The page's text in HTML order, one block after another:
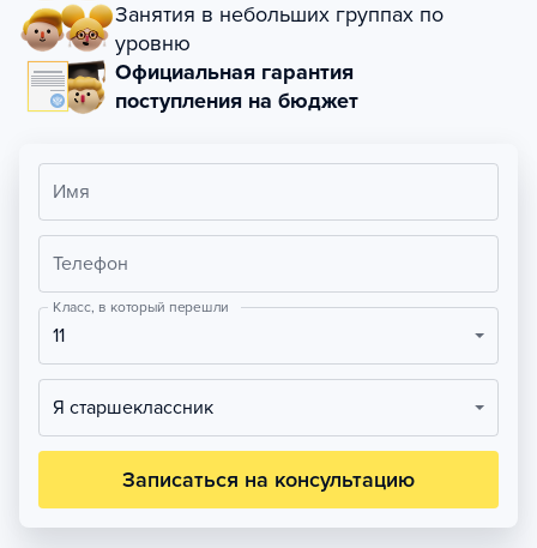
Занятия в небольших группах по
уровню
Официальная гарантия
поступления на бюджет
Имя
Телефон
Класс, в который перешли
11
Я старшеклассник
Записаться на консультацию